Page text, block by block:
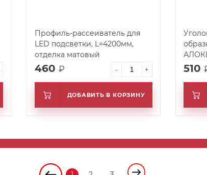
Профиль-рассеиватель для
LED подсветки, L=4200мм,
отделка матовый
460 ₽ - +
ДОБАВИТЬ В КОРЗИНУ
510